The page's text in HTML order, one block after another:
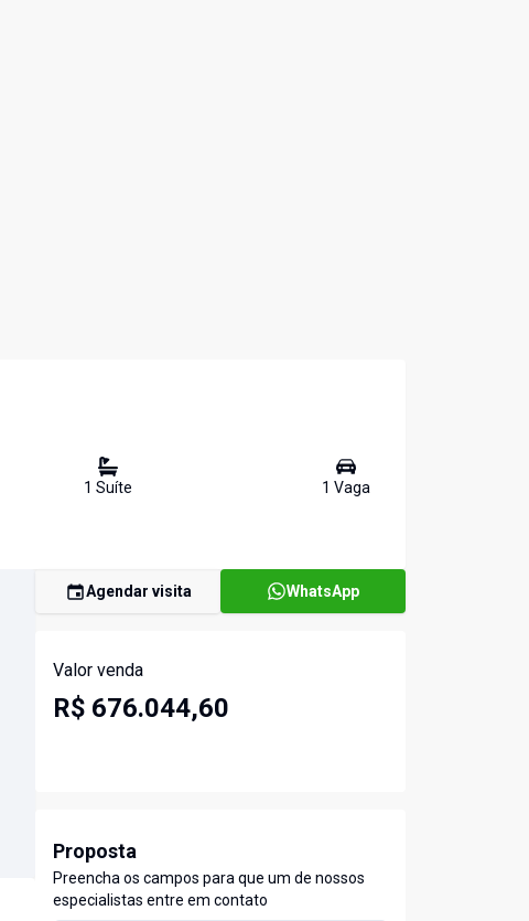
1 Suíte 1 Vaga
Agendar visita WhatsApp
Valor venda
R$ 676.044,60
Proposta
Preencha os campos para que um de nossos
especialistas entre em contato